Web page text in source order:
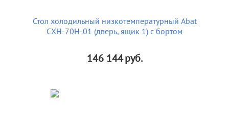
Стол холодильный низкотемпературный Abat
СХН-70Н-01 (дверь, ящик 1) с бортом
146 144руб.